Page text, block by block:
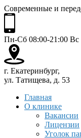
Современные и
Пн-Сб 08:00-21:00 Вс
г. Екатеринбург,
ул. Татищева, д. 53
Главная
О клинике
Вакансии
Лицензии
Уголок